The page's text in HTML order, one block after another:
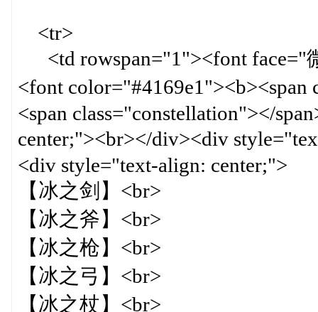
<tr>
<td rowspan="1"><font face="
<font color="#4169e1"><b><span
<span class="constellation"></
center;"><br></div><div
<div style="text-align: center;">
【冰之剑】<br>
【冰之斧】<br>
【冰之枪】<br>
【冰之弓】<br>
【冰之杖】<br>